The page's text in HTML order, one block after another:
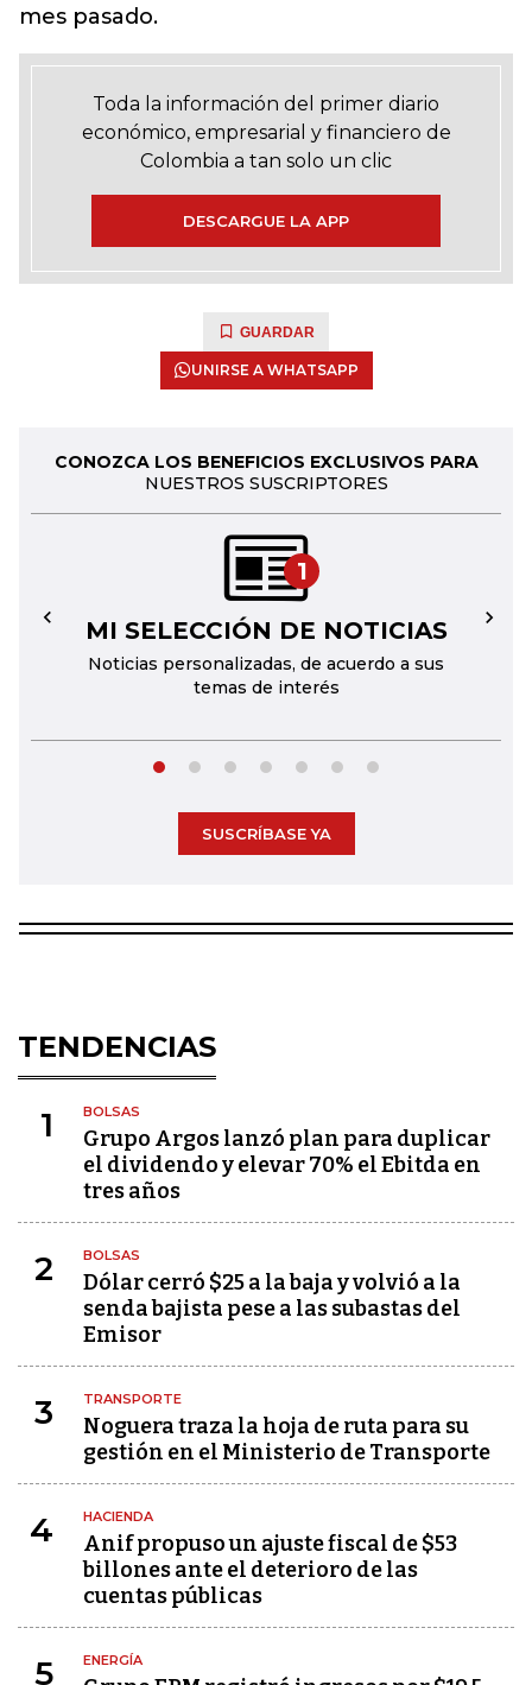
mes pasado.
Toda la información del primer diario
económico, empresarial y financiero de
Colombia a tan solo un clic
DESCARGUE LA APP
GUARDAR
UNIRSE A WHATSAPP
CONOZCA LOS BENEFICIOS EXCLUSIVOS PARA
NUESTROS SUSCRIPTORES
1
MI SELECCIÓN DE NOTICIAS
Noticias personalizadas, de acuerdo a sus
temas de interés
← →
SUSCRÍBASE YA
TENDENCIAS
1 BOLSAS
Grupo Argos lanzó plan para duplicar
el dividendo y elevar 70% el Ebitda en
tres años
2 BOLSAS
Dólar cerró $25 a la baja y volvió a la
senda bajista pese a las subastas del
Emisor
3 TRANSPORTE
Noguera traza la hoja de ruta para su
gestión en el Ministerio de Transporte
4 HACIENDA
Anif propuso un ajuste fiscal de $53
billones ante el deterioro de las
cuentas públicas
5 ENERGÍA